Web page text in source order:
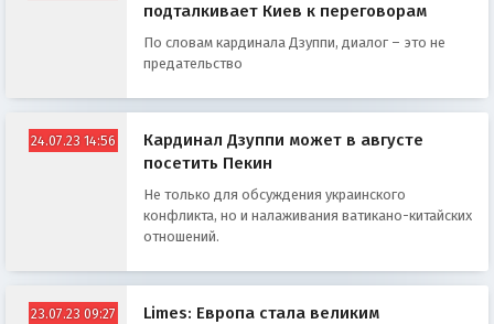
подталкивает Киев к переговорам
По словам кардинала Дзуппи, диалог – это не
предательство
24.07.23 14:56
Кардинал Дзуппи может в августе
посетить Пекин
Не только для обсуждения украинского
конфликта, но и налаживания ватикано-китайских
отношений.
23.07.23 09:27
Limes: Европа стала великим